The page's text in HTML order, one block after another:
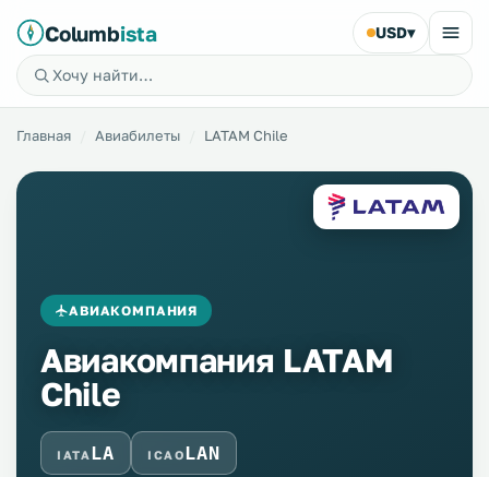
Columbista USD▾
Главная Авиабилеты LATAM Chile
АВИАКОМПАНИЯ
Авиакомпания LATAM
Chile
IATA LA ICAOLAN